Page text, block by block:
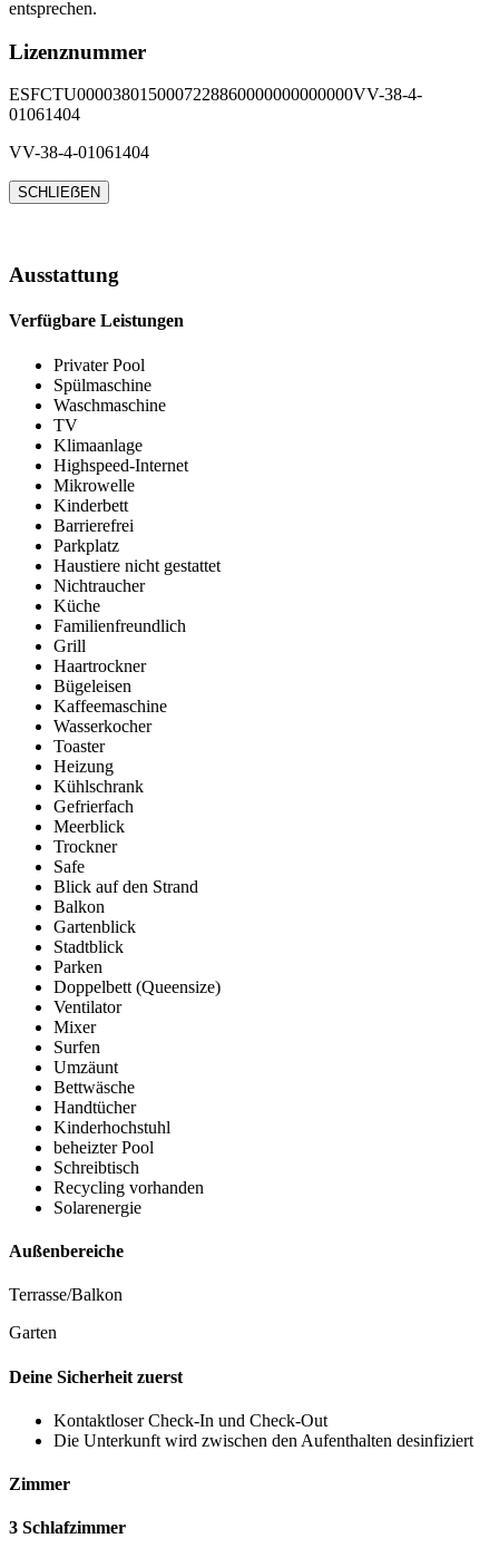
entsprechen.
Lizenznummer
ESFCTU0000380150007228860000000000000VV-38-4-
01061404
VV-38-4-01061404
SCHLIEẞEN
Ausstattung
Verfügbare Leistungen
Privater Pool
Spülmaschine
Waschmaschine
TV
Klimaanlage
Highspeed-Internet
Mikrowelle
Kinderbett
Barrierefrei
Parkplatz
Haustiere nicht gestattet
Nichtraucher
Küche
Familienfreundlich
Grill
Haartrockner
Bügeleisen
Kaffeemaschine
Wasserkocher
Toaster
Heizung
Kühlschrank
Gefrierfach
Meerblick
Trockner
Safe
Blick auf den Strand
Balkon
Gartenblick
Stadtblick
Parken
Doppelbett (Queensize)
Ventilator
Mixer
Surfen
Umzäunt
Bettwäsche
Handtücher
Kinderhochstuhl
beheizter Pool
Schreibtisch
Recycling vorhanden
Solarenergie
Außenbereiche
Terrasse/Balkon
Garten
Deine Sicherheit zuerst
Kontaktloser Check-In und Check-Out
Die Unterkunft wird zwischen den Aufenthalten desinfiziert
Zimmer
3 Schlafzimmer